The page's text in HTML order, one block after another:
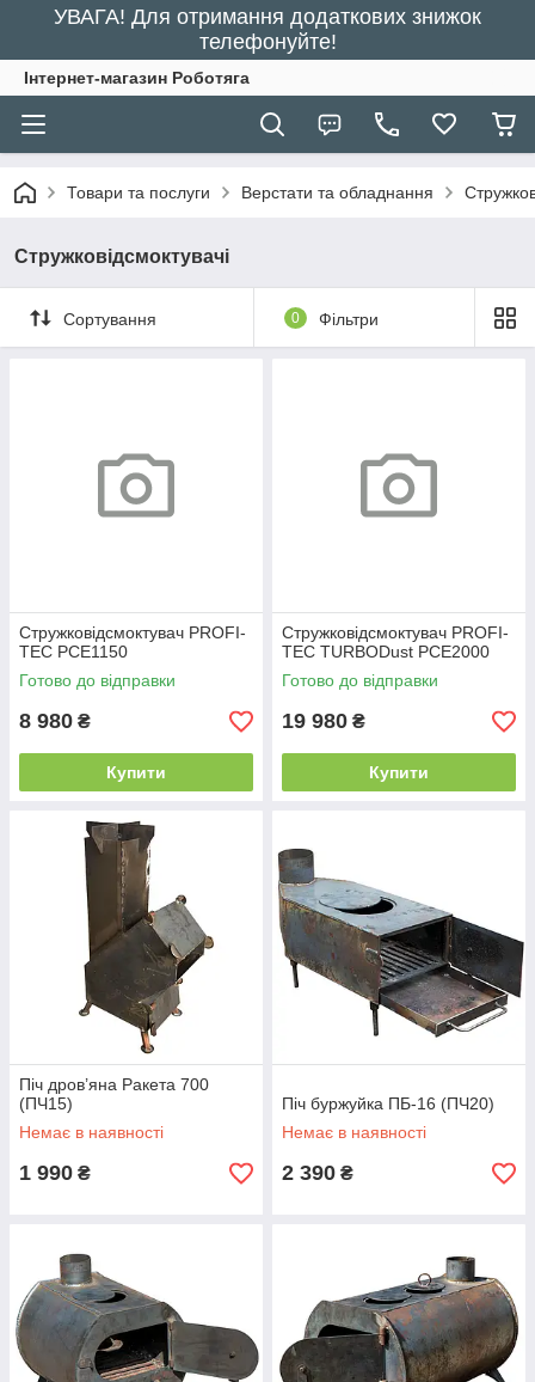
УВАГА! Для отримання додаткових знижок
телефонуйте!
Інтернет-магазин Роботяга
Товари та послуги Верстати та обладнання
Стружковідсмоктувачі
Сортування 0 Фільтри
Стружковідсмоктувач PROFI-
TEC PCE1150
Готово до відправки
8 980 ₴
Купити
Стружковідсмоктувач PROFI-
TEC TURBODust PCE2000
Готово до відправки
19 980 ₴
Купити
Піч дров’яна Ракета 700
(ПЧ15)
Немає в наявності
1 990 ₴
Піч буржуйка ПБ-16 (ПЧ20)
Немає в наявності
2 390 ₴